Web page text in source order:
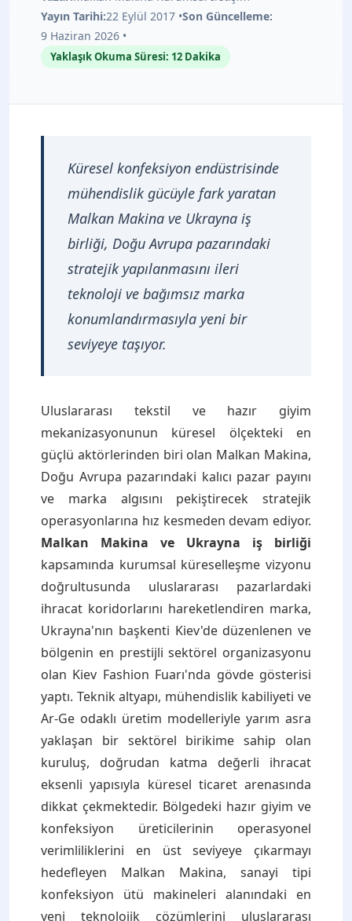
Fuarı’nda
Yayın Tarihi:22 Eylül 2017 •Son Güncelleme:
9 Haziran 2026 •
Yaklaşık Okuma Süresi: 12 Dakika
Küresel konfeksiyon endüstrisinde
mühendislik gücüyle fark yaratan
Malkan Makina ve Ukrayna iş
birliği, Doğu Avrupa pazarındaki
stratejik yapılanmasını ileri
teknoloji ve bağımsız marka
konumlandırmasıyla yeni bir
seviyeye taşıyor.
Uluslararası tekstil ve hazır giyim
mekanizasyonunun küresel ölçekteki en
güçlü aktörlerinden biri olan Malkan Makina,
Doğu Avrupa pazarındaki kalıcı pazar payını
ve marka algısını pekiştirecek stratejik
operasyonlarına hız kesmeden devam ediyor.
Malkan Makina ve Ukrayna iş birliği
kapsamında kurumsal küreselleşme vizyonu
doğrultusunda uluslararası pazarlardaki
ihracat koridorlarını hareketlendiren marka,
Ukrayna'nın başkenti Kiev'de düzenlenen ve
bölgenin en prestijli sektörel organizasyonu
olan Kiev Fashion Fuarı'nda gövde gösterisi
yaptı. Teknik altyapı, mühendislik kabiliyeti ve
Ar-Ge odaklı üretim modelleriyle yarım asra
yaklaşan bir sektörel birikime sahip olan
kuruluş, doğrudan katma değerli ihracat
eksenli yapısıyla küresel ticaret arenasında
dikkat çekmektedir. Bölgedeki hazır giyim ve
konfeksiyon üreticilerinin operasyonel
verimliliklerini en üst seviyeye çıkarmayı
hedefleyen Malkan Makina, sanayi tipi
konfeksiyon ütü makineleri alanındaki en
yeni teknolojik çözümlerini uluslararası